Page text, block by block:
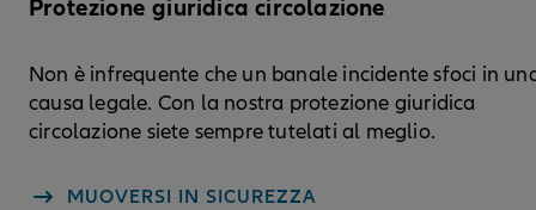
Protezione giuridica circolazione
Non è infrequente che un banale incidente sfoci in
causa legale. Con la nostra protezione giuridica
circolazione siete sempre tutelati al meglio.
MUOVERSI IN SICUREZZA